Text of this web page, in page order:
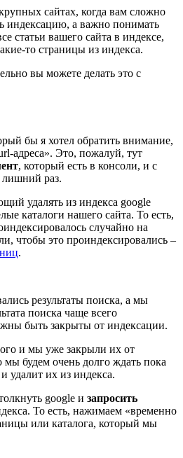
сайтах, когда вам сложно
индексацию, а важно понимать
статьи вашего сайта в индексе,
то страницы из индекса.
вы можете делать это с
бы я хотел обратить внимание,
адреса». Это, пожалуй, тут
, который есть в консоли, и с
лишний раз.
удалять из индекса google
каталоги нашего сайта. То есть,
случайно на
чтобы это проиндексировались –
.
результаты поиска, а мы
поиска чаще всего
быть закрыты от индексации.
и мы уже закрыли их от
будем очень долго ждать пока
удалит их из индекса.
google и запросить
То есть, нажимаем «временно
или каталога, который мы